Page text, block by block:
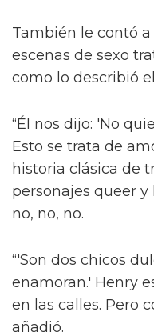
También le contó
escenas de sexo
como lo describió
“Él nos dijo: 'No
Esto se trata de
historia clásica de
personajes queer
no, no, no.
“'Son dos chicos
enamoran.' Henry
en las calles. Pero
añadió.